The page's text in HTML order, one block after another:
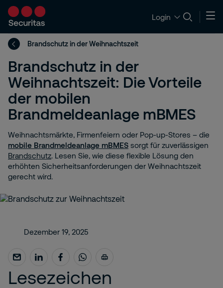
Login
Brandschutz in der Weihnachtszeit
Brandschutz in der
Weihnachtszeit: Die Vorteile
der mobilen
Brandmeldeanlage mBMES
Weihnachtsmärkte, Firmenfeiern oder Pop-up-Stores – die
mobile Brandmeldeanlage mBMES sorgt für zuverlässigen
Brandschutz. Lesen Sie, wie diese flexible Lösung den
erhöhten Sicherheitsanforderungen der Weihnachtszeit
gerecht wird.
Dezember 19, 2025
Lesezeichen